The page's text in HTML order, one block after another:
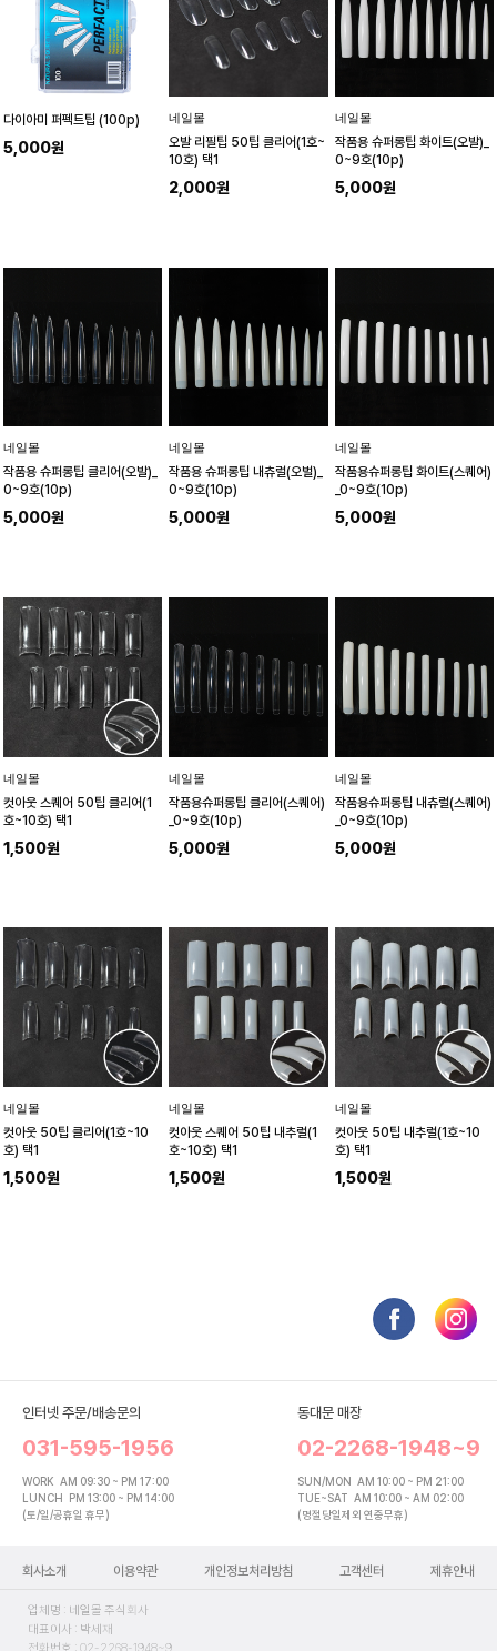
다이아미 퍼펙트팁 (100p)
5,000원
네일몰
오발 리필팁 50팁 클리어(1호~
10호) 택1
2,000원
네일몰
작품용 슈퍼롱팁 화이트(오발)_
0~9호(10p)
5,000원
네일몰
작품용 슈퍼롱팁 클리어(오발)_
0~9호(10p)
5,000원
네일몰
작품용 슈퍼롱팁 내츄럴(오벌)_
0~9호(10p)
5,000원
네일몰
작품용슈퍼롱팁 화이트(스퀘어)
_0~9호(10p)
5,000원
네일몰
컷아웃 스퀘어 50팁 클리어(1
호~10호) 택1
1,500원
네일몰
작품용슈퍼롱팁 클리어(스퀘어)
_0~9호(10p)
5,000원
네일몰
작품용슈퍼롱팁 내츄럴(스퀘어)
_0~9호(10p)
5,000원
네일몰
컷아웃 50팁 클리어(1호~10
호) 택1
1,500원
네일몰
컷아웃 스퀘어 50팁 내추럴(1
호~10호) 택1
1,500원
네일몰
컷아웃 50팁 내추럴(1호~10
호) 택1
1,500원
인터넷 주문/배송문의
031-595-1956
WORK AM 09:30 ~ PM 17:00
LUNCH PM 13:00 ~ PM 14:00
(토/일/공휴일 휴무)
동대문 매장
02-2268-1948~9
SUN/MON AM 10:00 ~ PM 21:00
TUE~SAT AM 10:00 ~ AM 02:00
(명절당일제외 연중무휴)
회사소개 이용약관 개인정보처리방침 고객센터 제휴안내
업체명 : 네일몰 주식회사
대표이사 : 박세재
전화번호 : 02-2268-1948~9